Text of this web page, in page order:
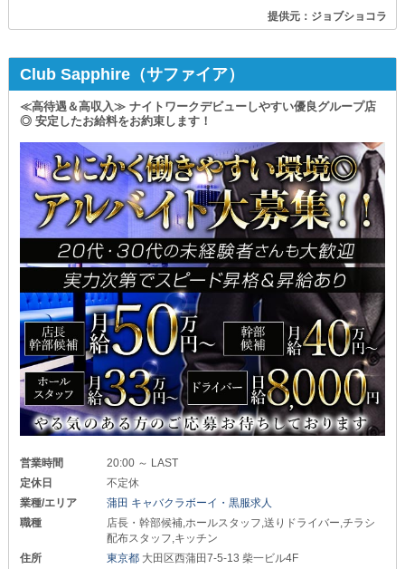
提供元：ジョブショコラ
Club Sapphire（サファイア）
≪高待遇＆高収入≫ ナイトワークデビューしやすい優良グループ店
◎ 安定したお給料をお約束します！
営業時間
20:00 ～ LAST
定休日
不定休
業種/エリア
蒲田 キャバクラボーイ・黒服求人
職種
店長・幹部候補,ホールスタッフ,送りドライバー,チラシ
配布スタッフ,キッチン
住所
東京都 大田区西蒲田7-5-13 柴一ビル4F